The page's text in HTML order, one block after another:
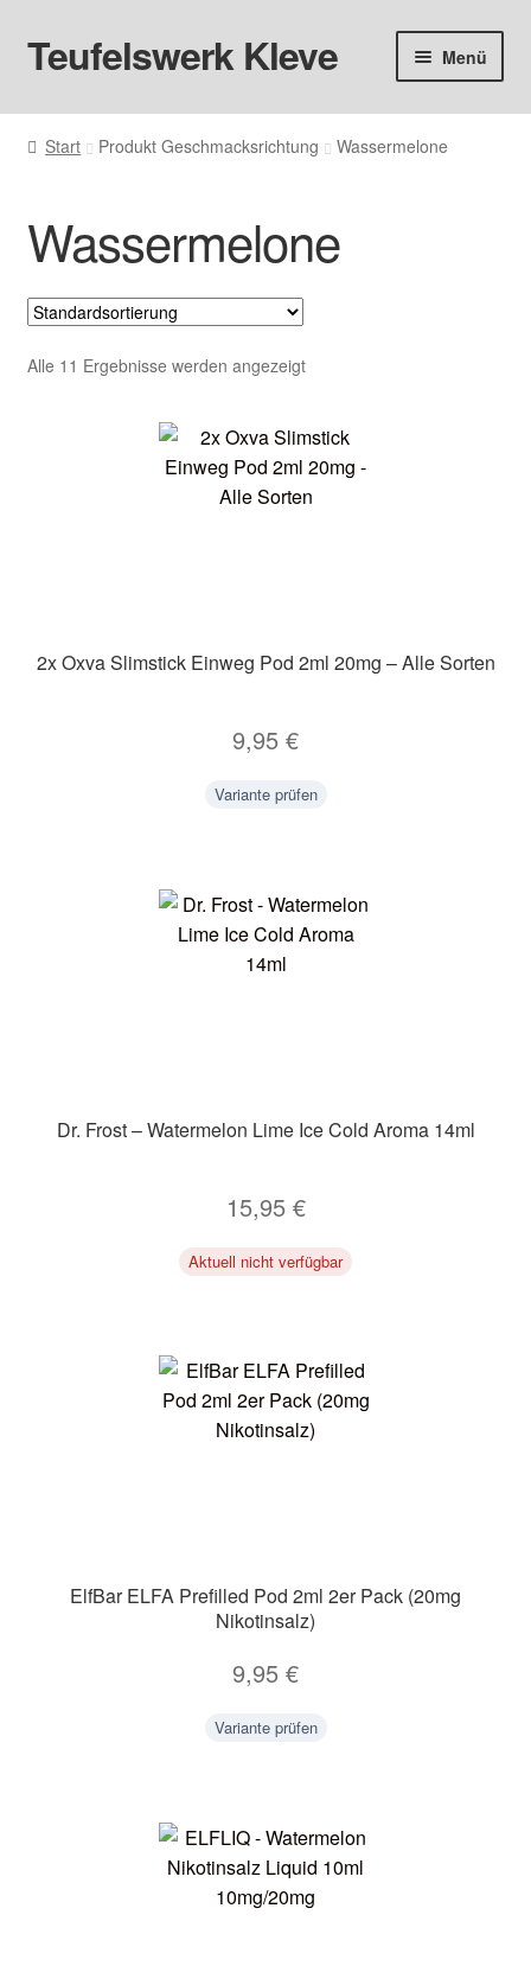
Zur
Navigation
Zum
Inhalt
Teufelswerk Kleve Menü
Startseite
Pods
Liquids
Big Puff
Kontaktformular
Start Produkt Geschmacksrichtung Wassermelone
Wassermelone
Alle 11 Ergebnisse werden angezeigt
2x Oxva Slimstick Einweg Pod 2ml 20mg – Alle Sorten
9,95 €
Variante prüfen
Dr. Frost – Watermelon Lime Ice Cold Aroma 14ml
15,95 €
Aktuell nicht verfügbar
ElfBar ELFA Prefilled Pod 2ml 2er Pack (20mg
Nikotinsalz)
9,95 €
Variante prüfen